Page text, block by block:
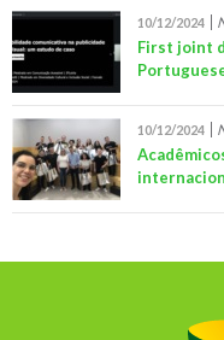
10/12/2024
First joint
10/12/2024